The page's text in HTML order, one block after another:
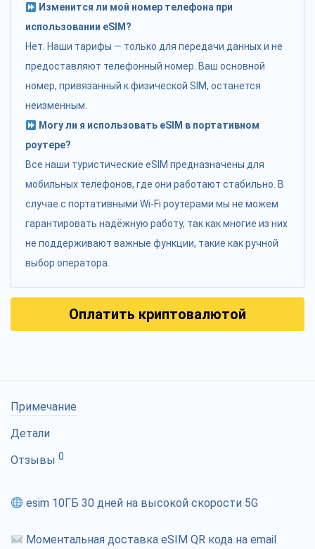
Изменится ли мой номер телефона при
использовании eSIM?
Нет. Наши тарифы — только для передачи данных и не
предоставляют телефонный номер. Ваш основной
номер, привязанный к физической SIM, останется
неизменным.
Могу ли я использовать eSIM в портативном
роутере?
Все наши туристические eSIM предназначены для
мобильных телефонов, где они работают стабильно. В
случае с портативными Wi-Fi роутерами мы не можем
гарантировать надёжную работу, так как многие из них
не поддерживают важные функции, такие как ручной
выбор оператора.
Оплатить криптовалютой
Примечание
Детали
Отзывы 0
esim 10ГБ 30 дней на высокой скорости 5G
Моментальная доставка eSIM QR кода на email